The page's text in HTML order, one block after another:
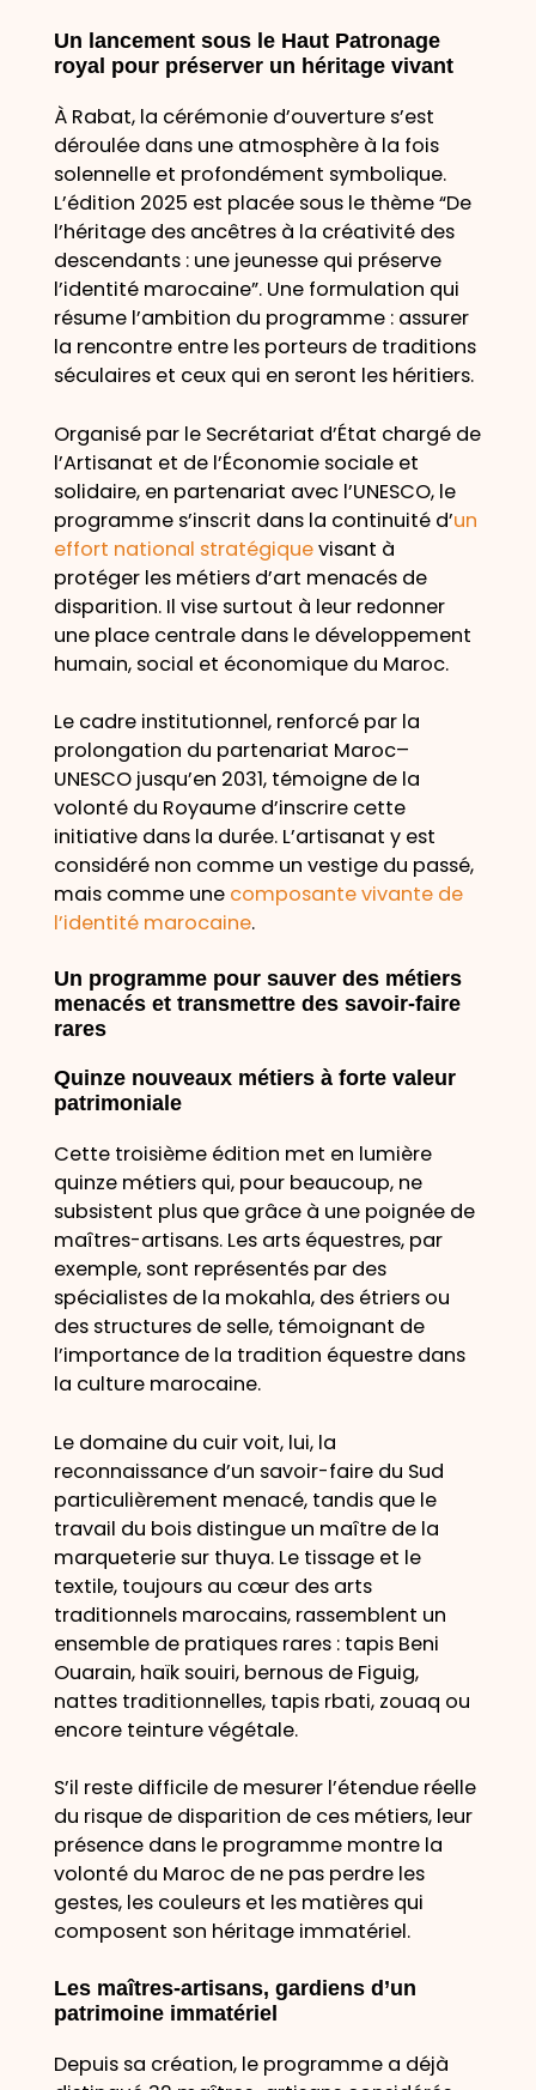
Un lancement sous le Haut Patronage
royal pour préserver un héritage vivant
À Rabat, la cérémonie d’ouverture s’est
déroulée dans une atmosphère à la fois
solennelle et profondément symbolique.
L’édition 2025 est placée sous le thème “De
l’héritage des ancêtres à la créativité des
descendants : une jeunesse qui préserve
l’identité marocaine”. Une formulation qui
résume l’ambition du programme : assurer
la rencontre entre les porteurs de traditions
séculaires et ceux qui en seront les héritiers.
Organisé par le Secrétariat d’État chargé de
l’Artisanat et de l’Économie sociale et
solidaire, en partenariat avec l’UNESCO, le
programme s’inscrit dans la continuité d’un
effort national stratégiquevisant à
protéger les métiers d’art menacés de
disparition. Il vise surtout à leur redonner
une place centrale dans le développement
humain, social et économique du Maroc.
Le cadre institutionnel, renforcé par la
prolongation du partenariat Maroc–
UNESCO jusqu’en 2031, témoigne de la
volonté du Royaume d’inscrire cette
initiative dans la durée. L’artisanat y est
considéré non comme un vestige du passé,
mais comme une composante vivante de
l’identité marocaine.
Un programme pour sauver des métiers
menacés et transmettre des savoir-faire
rares
Quinze nouveaux métiers à forte valeur
patrimoniale
Cette troisième édition met en lumière
quinze métiers qui, pour beaucoup, ne
subsistent plus que grâce à une poignée de
maîtres-artisans. Les arts équestres, par
exemple, sont représentés par des
spécialistes de la mokahla, des étriers ou
des structures de selle, témoignant de
l’importance de la tradition équestre dans
la culture marocaine.
Le domaine du cuir voit, lui, la
reconnaissance d’un savoir-faire du Sud
particulièrement menacé, tandis que le
travail du bois distingue un maître de la
marqueterie sur thuya. Le tissage et le
textile, toujours au cœur des arts
traditionnels marocains, rassemblent un
ensemble de pratiques rares : tapis Beni
Ouarain, haïk souiri, bernous de Figuig,
nattes traditionnelles, tapis rbati, zouaq ou
encore teinture végétale.
S’il reste difficile de mesurer l’étendue réelle
du risque de disparition de ces métiers, leur
présence dans le programme montre la
volonté du Maroc de ne pas perdre les
gestes, les couleurs et les matières qui
composent son héritage immatériel.
Les maîtres-artisans, gardiens d’un
patrimoine immatériel
Depuis sa création, le programme a déjà